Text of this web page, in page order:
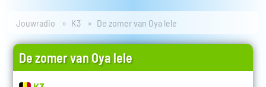
Jouwradio K3 De zomer van Oya lele
De zomer van Oya lele